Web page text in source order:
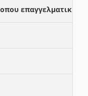
επαγγελματικης